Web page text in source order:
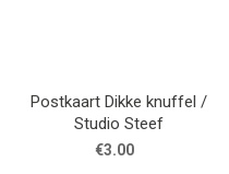
Postkaart Dikke knuffel /
Studio Steef
€3.00